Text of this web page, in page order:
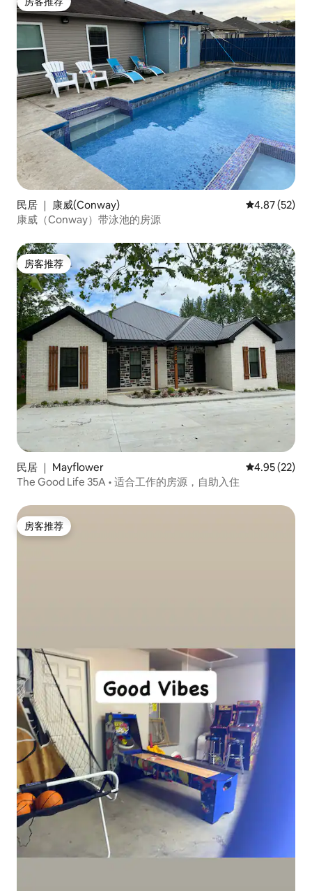
房客推荐
民居 ｜ 康威(Conway) 平均评分
4.87 (52)
康威（Conway）带泳池的房源
房客推荐
房客推荐
民居 ｜ Mayflower 平均评分
4.95 (22)
The Good Life 35A • 适合工作的房源，自助入住
房客推荐
房客推荐